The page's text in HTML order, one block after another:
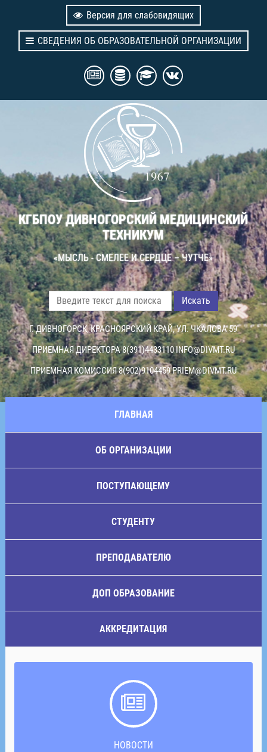
Версия для слабовидящих
СВЕДЕНИЯ ОБ ОБРАЗОВАТЕЛЬНОЙ ОРГАНИЗАЦИИ
КГБПОУ ДИВНОГОРСКИЙ МЕДИЦИНСКИЙ
ТЕХНИКУМ
«МЫСЛЬ - СМЕЛЕЕ И СЕРДЦЕ – ЧУТЧЕ»
Искать
Г. ДИВНОГОРСК, КРАСНОЯРСКИЙ КРАЙ, УЛ. ЧКАЛОВА 59
ПРИЕМНАЯ ДИРЕКТОРА 8(391)4433110INFO@DIVMT.RU
ПРИЕМНАЯ КОМИССИЯ 8(902)9104459PRIEM@DIVMT.RU
ГЛАВНАЯ
ОБ ОРГАНИЗАЦИИ
ПОСТУПАЮЩЕМУ
СТУДЕНТУ
ПРЕПОДАВАТЕЛЮ
ДОП ОБРАЗОВАНИЕ
АККРЕДИТАЦИЯ
НОВОСТИ